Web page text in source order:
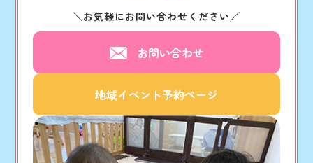
＼ お気軽にお問い合わせください ／
お問い合わせ
地域イベント予約ページ